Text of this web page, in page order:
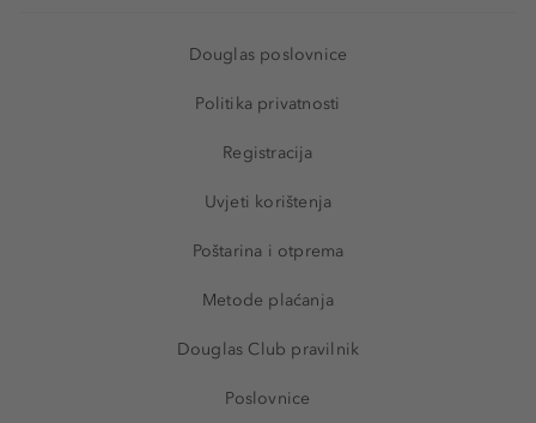
Douglas poslovnice
Politika privatnosti
Registracija
Uvjeti korištenja
Poštarina i otprema
Metode plaćanja
Douglas Club pravilnik
Poslovnice